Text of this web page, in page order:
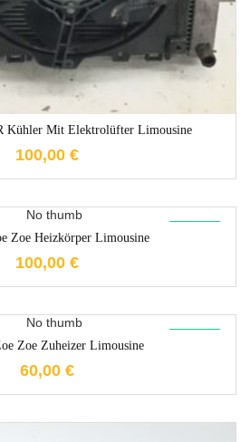
Kühler Mit Elektrolüfter Limousine
100,00 €
Zoe Heizkörper Limousine
100,00 €
Zoe Zuheizer Limousine
60,00 €